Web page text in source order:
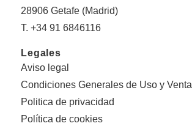
28906 Getafe (Madrid)
T. +34 91 6846116
Legales
Aviso legal
Condiciones Generales de Uso y Venta
Politica de privacidad
Política de cookies